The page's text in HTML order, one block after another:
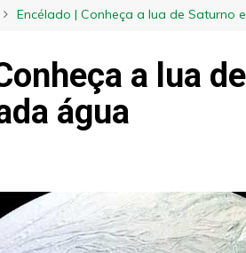
Encélado | Conheça a lua de Saturno
a lua
água